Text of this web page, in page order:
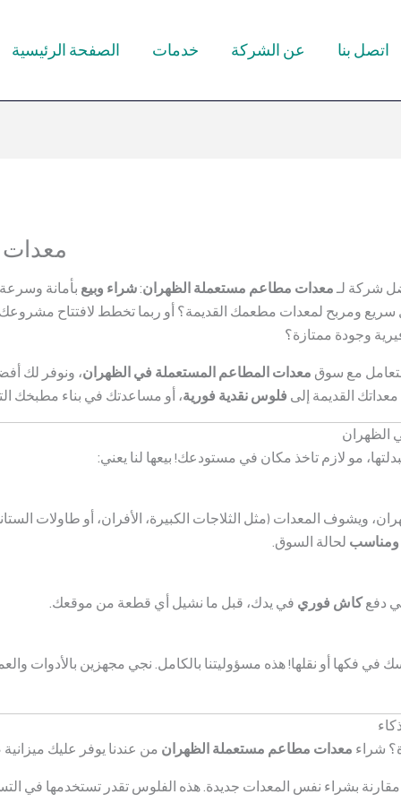
الصفحة الرئيسية خدمات عن الشركة اتصل بنا
شركة لـ معدات مطاعم مستعملة الظهران:شراء وبيع بأمانة
ومربح لمعدات مطعمك القديمة؟ أو ربما تخطط لافتتاح مشروعك
وجودة ممتازة؟
مع سوق معدات المطاعم المستعملة في الظهران، ونوفر لك
القديمة إلى فلوس نقدية فورية، أو مساعدتك في بناء مطبخك
الظهران
مو لازم تاخذ مكان في مستودعك! بيعها لنا يعني:
ويشوف المعدات (مثل الثلاجات الكبيرة، الأفران، أو طاولات
لحالة السوق.
دفعكاش فوري في يدك، قبل ما نشيل أي قطعة من موقعك.
في فكها أو نقلها! هذه مسؤوليتنا بالكامل. نجي مجهزين
شراء معدات مطاعم مستعملة الظهران من عندنا يوفر عليك